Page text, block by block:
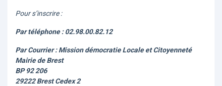
Pour s’inscrire :
Par téléphone : 02.98.00.82.12
Par Courrier : Mission démocratie Locale et Citoyenneté
Mairie de Brest
BP 92 206
29222 Brest Cedex 2